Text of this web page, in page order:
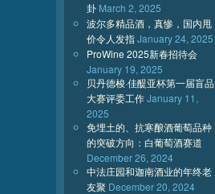
卦 March 2, 2025
波尔多精品酒，真惨，国内甩
价令人发指January 24, 2025
ProWine 2025新春招待会
January 19, 2025
贝丹德梭·佳醍亚杯第一届盲品
大赛评委工作January 11,
2025
免埋土的、抗寒酿酒葡萄品种
的突破方向：白葡萄酒赛道
December 26, 2024
中法庄园和迦南酒业的年终老
友聚 December 20, 2024